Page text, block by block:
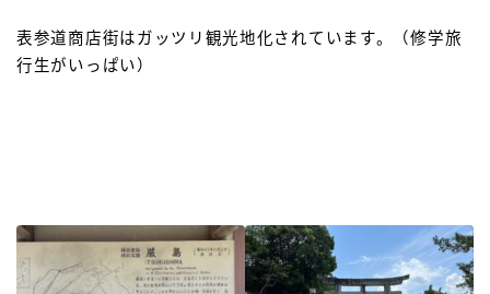
表参道商店街はガッツリ観光地化されています。（修学旅
行生がいっぱい）